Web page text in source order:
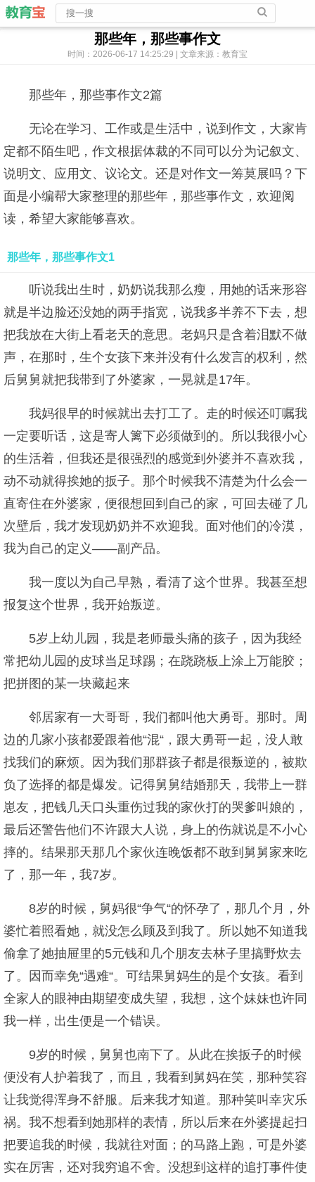
那些年，那些事作文
时间：2026-06-17 14:25:29 | 文章来源：教育宝
那些年，那些事作文2篇
无论在学习、工作或是生活中，说到作文，大家肯
定都不陌生吧，作文根据体裁的不同可以分为记叙文、
说明文、应用文、议论文。还是对作文一筹莫展吗？下
面是小编帮大家整理的那些年，那些事作文，欢迎阅
读，希望大家能够喜欢。
那些年，那些事作文1
听说我出生时，奶奶说我那么瘦，用她的话来形容
就是半边脸还没她的两手指宽，说我多半养不下去，想
把我放在大街上看老天的意思。老妈只是含着泪默不做
声，在那时，生个女孩下来并没有什么发言的权利，然
后舅舅就把我带到了外婆家，一晃就是17年。
我妈很早的时候就出去打工了。走的时候还叮嘱我
一定要听话，这是寄人篱下必须做到的。所以我很小心
的生活着，但我还是很强烈的感觉到外婆并不喜欢我，
动不动就得挨她的扳子。那个时候我不清楚为什么会一
直寄住在外婆家，便很想回到自己的家，可回去碰了几
次壁后，我才发现奶奶并不欢迎我。面对他们的冷漠，
我为自己的定义——副产品。
我一度以为自己早熟，看清了这个世界。我甚至想
报复这个世界，我开始叛逆。
5岁上幼儿园，我是老师最头痛的孩子，因为我经
常把幼儿园的皮球当足球踢；在跷跷板上涂上万能胶；
把拼图的某一块藏起来
邻居家有一大哥哥，我们都叫他大勇哥。那时。周
边的几家小孩都爱跟着他“混“，跟大勇哥一起，没人敢
找我们的麻烦。因为我们那群孩子都是很叛逆的，被欺
负了选择的都是爆发。记得舅舅结婚那天，我带上一群
崽友，把钱几天口头重伤过我的家伙打的哭爹叫娘的，
最后还警告他们不许跟大人说，身上的伤就说是不小心
摔的。结果那天那几个家伙连晚饭都不敢到舅舅家来吃
了，那一年，我7岁。
8岁的时候，舅妈很“争气“的怀孕了，那几个月，外
婆忙着照看她，就没怎么顾及到我了。所以她不知道我
偷拿了她抽屉里的5元钱和几个朋友去林子里搞野炊去
了。因而幸免“遇难“。可结果舅妈生的是个女孩。看到
全家人的眼神由期望变成失望，我想，这个妹妹也许同
我一样，出生便是一个错误。
9岁的时候，舅舅也南下了。从此在挨扳子的时候
便没有人护着我了，而且，我看到舅妈在笑，那种笑容
让我觉得浑身不舒服。后来我才知道。那种笑叫幸灾乐
祸。我不想看到她那样的表情，所以后来在外婆提起扫
把要追我的时候，我就往对面；的马路上跑，可是外婆
实在厉害，还对我穷追不舍。没想到这样的追打事件使